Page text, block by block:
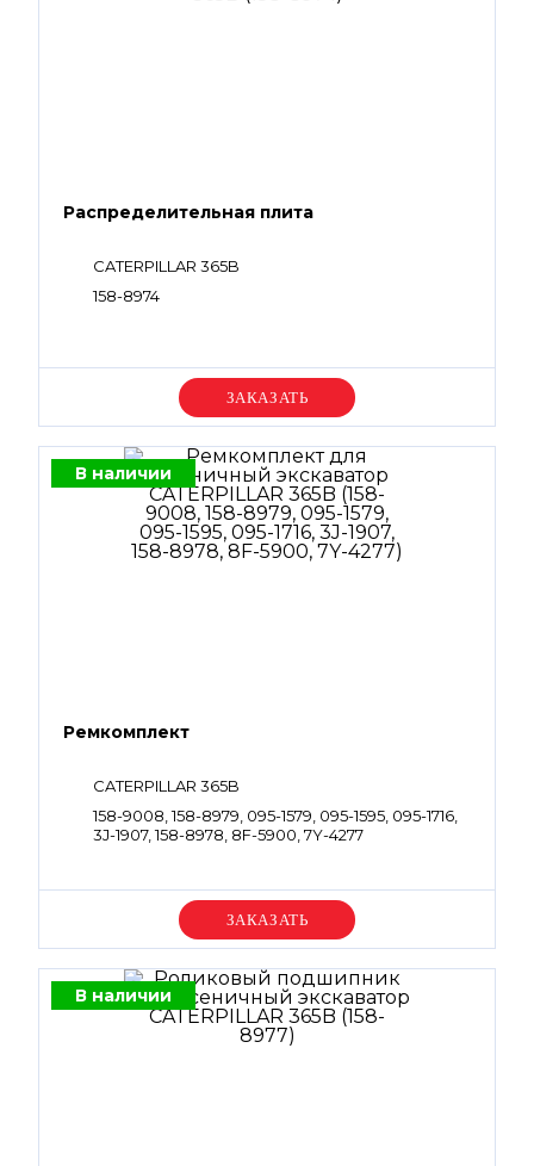
Распределительная плита
CATERPILLAR 365B
158-8974
Уточняйте цену
В наличии
Ремкомплект
CATERPILLAR 365B
158-9008, 158-8979, 095-1579, 095-1595, 095-1716,
3J-1907, 158-8978, 8F-5900, 7Y-4277
Уточняйте цену
В наличии